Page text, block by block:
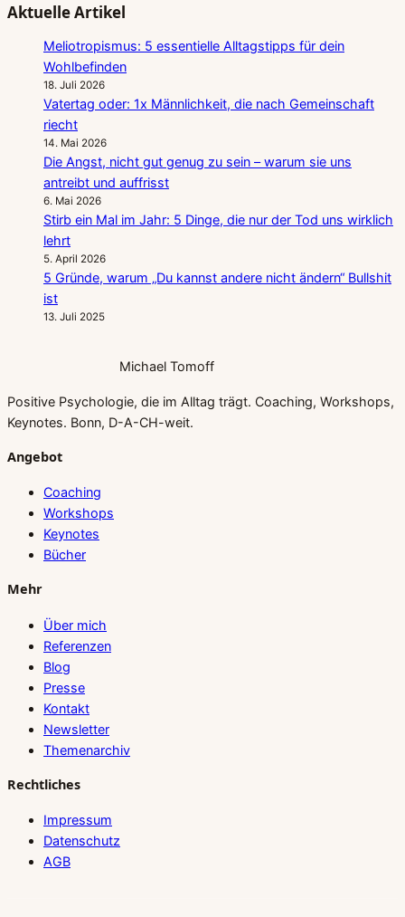
Aktuelle Artikel
Meliotropismus: 5 essentielle Alltagstipps für dein
Wohlbefinden
18. Juli 2026
Vatertag oder: 1x Männlichkeit, die nach Gemeinschaft
riecht
14. Mai 2026
Die Angst, nicht gut genug zu sein – warum sie uns
antreibt und auffrisst
6. Mai 2026
Stirb ein Mal im Jahr: 5 Dinge, die nur der Tod uns wirklich
lehrt
5. April 2026
5 Gründe, warum „Du kannst andere nicht ändern“ Bullshit
ist
13. Juli 2025
Michael Tomoff
Positive Psychologie, die im Alltag trägt. Coaching, Workshops,
Keynotes. Bonn, D-A-CH-weit.
Angebot
Coaching
Workshops
Keynotes
Bücher
Mehr
Über mich
Referenzen
Blog
Presse
Kontakt
Newsletter
Themenarchiv
Rechtliches
Impressum
Datenschutz
AGB